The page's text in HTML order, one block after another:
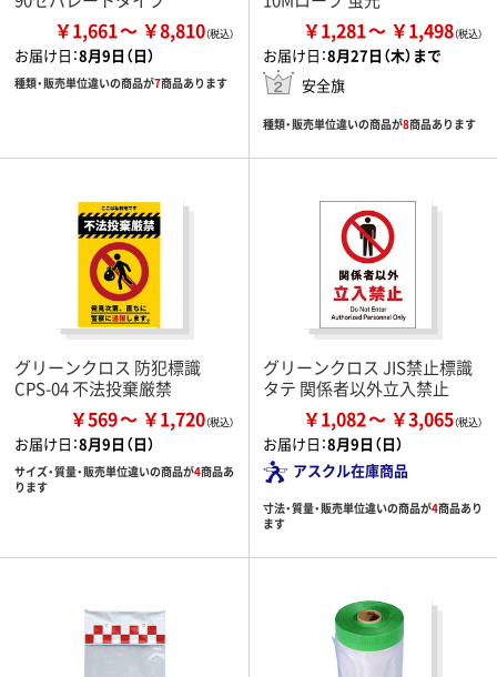
￥1,661 ￥8,810
お届け日：8月9日（日）
種類・販売単位違いの商品が7商品あります
￥1,281 ￥1,498
お届け日：8月27日（木）まで
安全旗
種類・販売単位違いの商品が8商品あります
グリーンクロス 防犯標識
CPS-04 不法投棄厳禁
￥569 ￥1,720
お届け日：8月9日（日）
サイズ・質量・販売単位違いの商品が4商品あ
ります
グリーンクロス JIS禁止標識
タテ 関係者以外立入禁止
￥1,082 ￥3,065
お届け日：8月9日（日）
アスクル在庫商品
寸法・質量・販売単位違いの商品が4商品あり
ます